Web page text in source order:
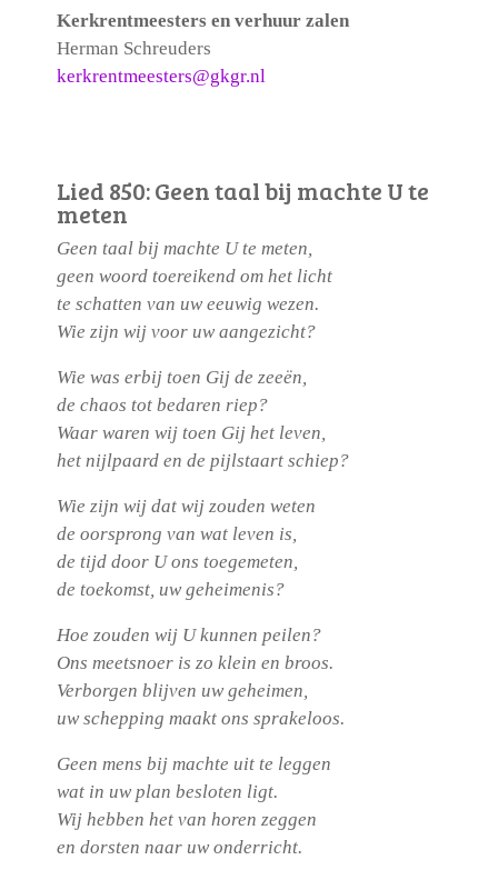
Kerkrentmeesters en verhuur zalen
Herman Schreuders
kerkrentmeesters@gkgr.nl
Lied 850: Geen taal bij machte U te
meten
Geen taal bij machte U te meten,
geen woord toereikend om het licht
te schatten van uw eeuwig wezen.
Wie zijn wij voor uw aangezicht?
Wie was erbij toen Gij de zeeën,
de chaos tot bedaren riep?
Waar waren wij toen Gij het leven,
het nijlpaard en de pijlstaart schiep?
Wie zijn wij dat wij zouden weten
de oorsprong van wat leven is,
de tijd door U ons toegemeten,
de toekomst, uw geheimenis?
Hoe zouden wij U kunnen peilen?
Ons meetsnoer is zo klein en broos.
Verborgen blijven uw geheimen,
uw schepping maakt ons sprakeloos.
Geen mens bij machte uit te leggen
wat in uw plan besloten ligt.
Wij hebben het van horen zeggen
en dorsten naar uw onderricht.